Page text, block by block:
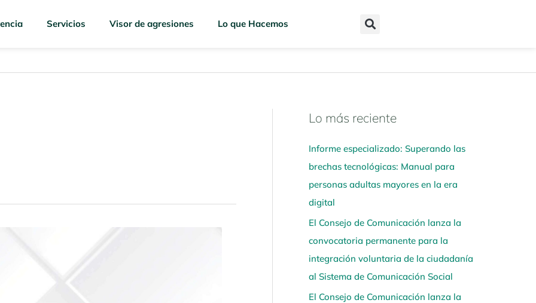
Servicios Visor de agresiones Lo que Hacemos
Lo más reciente
Informe especializado: Superando las
brechas tecnológicas: Manual para
personas adultas mayores en la era
digital
El Consejo de Comunicación lanza la
convocatoria permanente para la
integración voluntaria de la ciudadanía
al Sistema de Comunicación Social
El Consejo de Comunicación lanza la
N
v
e
g
a
a
q
u
í